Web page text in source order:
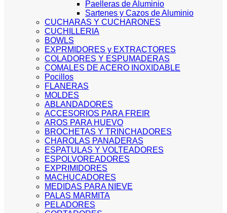
Paelleras de Aluminio
Sartenes y Cazos de Aluminio
CUCHARAS Y CUCHARONES
CUCHILLERIA
BOWLS
EXPRMIDORES y EXTRACTORES
COLADORES Y ESPUMADERAS
COMALES DE ACERO INOXIDABLE
Pocillos
FLANERAS
MOLDES
ABLANDADORES
ACCESORIOS PARA FREIR
AROS PARA HUEVO
BROCHETAS Y TRINCHADORES
CHAROLAS PANADERAS
ESPATULAS Y VOLTEADORES
ESPOLVOREADORES
EXPRIMIDORES
MACHUCADORES
MEDIDAS PARA NIEVE
PALAS MARMITA
PELADORES